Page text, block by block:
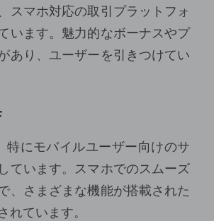
スマホ対応の取引プラットフォ
います。魅力的なボーナスやプ
あり、ユーザーを引きつけてい
特にモバイルユーザー向けのサ
ています。スマホでのスムーズ
、さまざまな機能が搭載された
れています。